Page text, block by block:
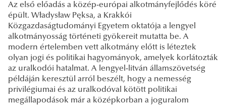
Az első előadás a közép-európai alkotmányfejlődés köré
épült. Władysław Pęksa, a Krakkói
Közgazdaságtudományi Egyetem oktatója a lengyel
alkotmányosság történeti gyökereit mutatta be. A
modern értelemben vett alkotmány előtt is léteztek
olyan jogi és politikai hagyományok, amelyek korlátozták
az uralkodói hatalmat. A lengyel-litván államszövetség
példáján keresztül arról beszélt, hogy a nemesség
privilégiumai és az uralkodóval kötött politikai
megállapodások már a középkorban a joguralom